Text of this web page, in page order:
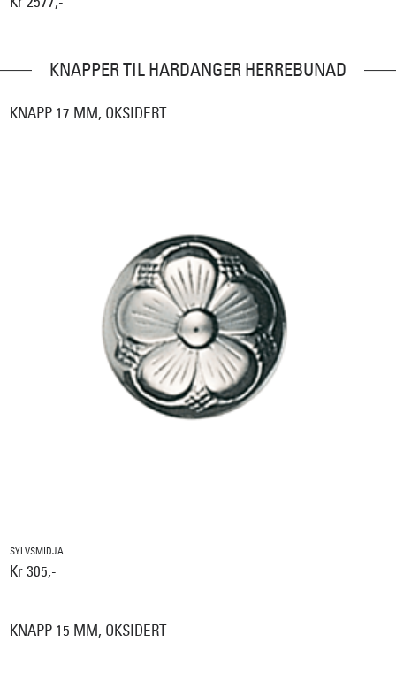
KNAPPER TIL HARDANGER HERREBUNAD
KNAPP 17 MM, OKSIDERT
SYLVSMIDJA
Kr 305,-
KNAPP 15 MM, OKSIDERT